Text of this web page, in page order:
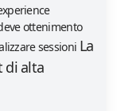
ottenimento
sessioni La
di alta